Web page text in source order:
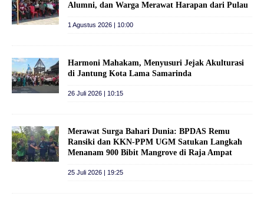
Alumni, dan Warga Merawat Harapan dari Pulau
1 Agustus 2026 | 10:00
Harmoni Mahakam, Menyusuri Jejak Akulturasi
di Jantung Kota Lama Samarinda
26 Juli 2026 | 10:15
Merawat Surga Bahari Dunia: BPDAS Remu
Ransiki dan KKN-PPM UGM Satukan Langkah
Menanam 900 Bibit Mangrove di Raja Ampat
25 Juli 2026 | 19:25